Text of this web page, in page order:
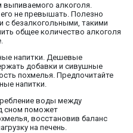
выпиваемого алкоголя.
не превышать. Полезно
с безалкогольными, такими
общее количество алкоголя
напитки. Дешевые
добавки и сивушные
похмелья. Предпочитайте
напитки.
воды между
сном поможет
восстановив баланс
на печень.